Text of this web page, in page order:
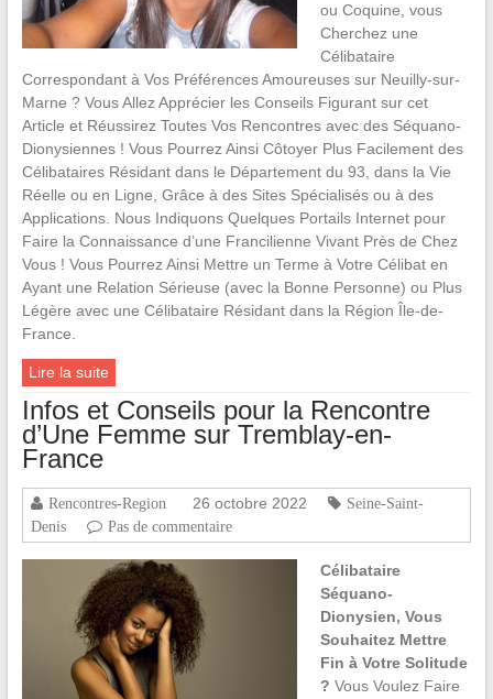
ou Coquine, vous
Cherchez une
Célibataire
Correspondant à Vos Préférences Amoureuses sur Neuilly-sur-
Marne ? Vous Allez Apprécier les Conseils Figurant sur cet
Article et Réussirez Toutes Vos Rencontres avec des Séquano-
Dionysiennes ! Vous Pourrez Ainsi Côtoyer Plus Facilement des
Célibataires Résidant dans le Département du 93, dans la Vie
Réelle ou en Ligne, Grâce à des Sites Spécialisés ou à des
Applications. Nous Indiquons Quelques Portails Internet pour
Faire la Connaissance d’une Francilienne Vivant Près de Chez
Vous ! Vous Pourrez Ainsi Mettre un Terme à Votre Célibat en
Ayant une Relation Sérieuse (avec la Bonne Personne) ou Plus
Légère avec une Célibataire Résidant dans la Région Île-de-
France.
Lire la suite
Infos et Conseils pour la Rencontre
d’Une Femme sur Tremblay-en-
France
Rencontres-Region 26 octobre 2022
Seine-Saint-
Denis
Pas de commentaire
Célibataire
Séquano-
Dionysien, Vous
Souhaitez Mettre
Fin à Votre Solitude
? Vous Voulez Faire